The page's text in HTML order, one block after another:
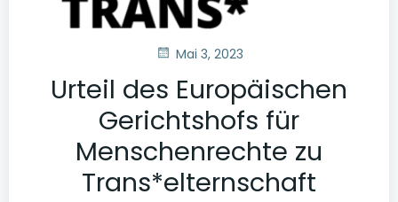
Mai 3, 2023
Urteil des Europäischen
Gerichtshofs für
Menschenrechte zu
Trans*elternschaft